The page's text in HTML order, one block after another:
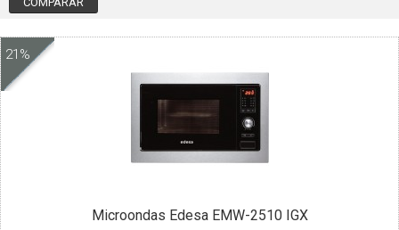
21%
Microondas Edesa EMW-2510 IGX